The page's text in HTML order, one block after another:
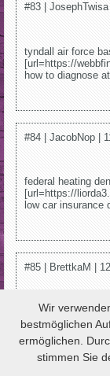
#83 |
tyndall air force
[url=https://
how to diagnose
#84 | JacobNop |
federal heating
[url=https://
low car insurance
#85 | BrettkaM |
dishes washing
how to buy a
Wir
bestmöglichen
ermöglichen.
stimmen Sie